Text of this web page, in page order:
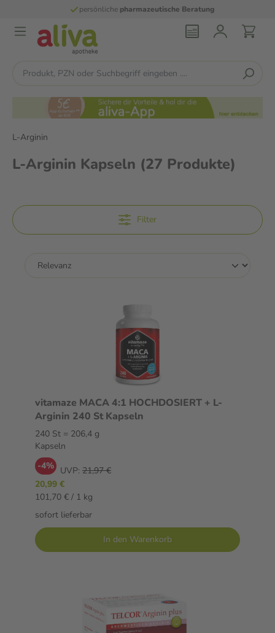
persönlichepharmazeutische Beratung
L-Arginin
L-Arginin Kapseln (27 Produkte)
Filter
vitamaze MACA 4:1 HOCHDOSIERT + L-
Arginin 240 St Kapseln
240 St = 206,4 g
Kapseln
-4% UVP: 21,97 €
20,99 €
101,70 € / 1 kg
sofort lieferbar
In den Warenkorb